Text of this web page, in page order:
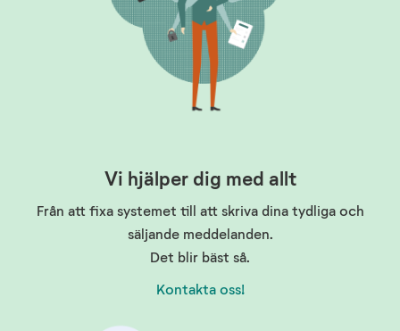
Vi hjälper dig med allt
Från att fixa systemet till att skriva dina tydliga och
säljande meddelanden.
Det blir bäst så.
Kontakta oss!